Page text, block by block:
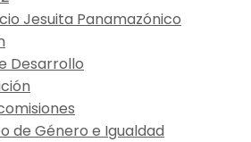
Jesuita Panamazónico
Desarrollo
de Género e Igualdad